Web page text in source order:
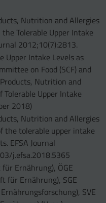
Nutrition and Allergies
Tolerable Upper Intake
2012;10(7):2813.
Upper Intake Levels as
on Food (SCF) and
Nutrition and
Tolerable Upper Intake
2018)
Nutrition and Allergies
the tolerable upper intake
EFSA Journal
j.efsa.2018.5365
Ernährung), ÖGE
für Ernährung), SGE
SVE